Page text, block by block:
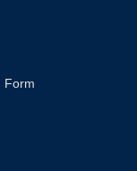
Form